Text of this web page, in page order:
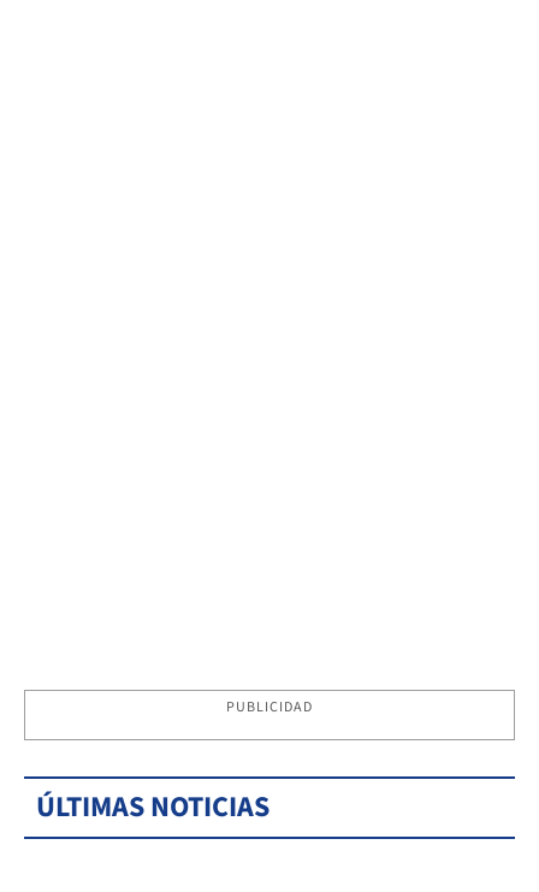
PUBLICIDAD
ÚLTIMAS NOTICIAS